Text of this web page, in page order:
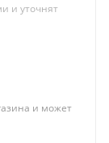
и уточнят
и может